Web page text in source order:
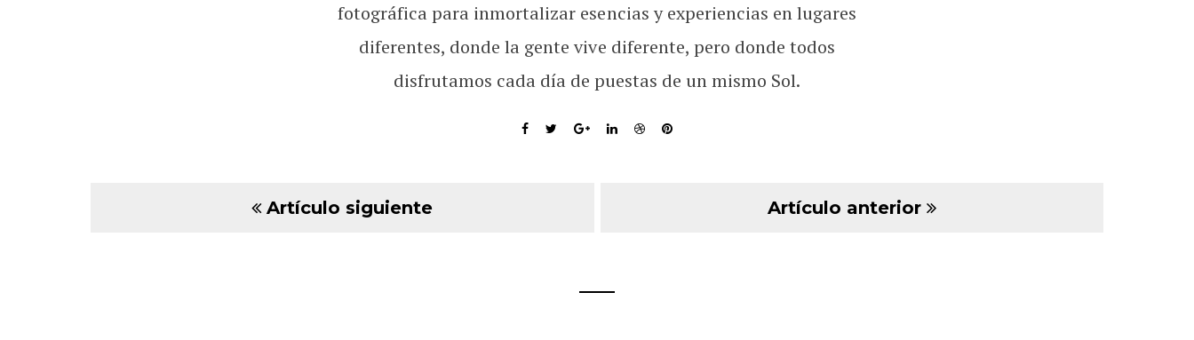
fotográfica para inmortalizar esencias y experiencias en lugares
diferentes, donde la gente vive diferente, pero donde todos
disfrutamos cada día de puestas de un mismo Sol.
Artículo siguiente Artículo anterior